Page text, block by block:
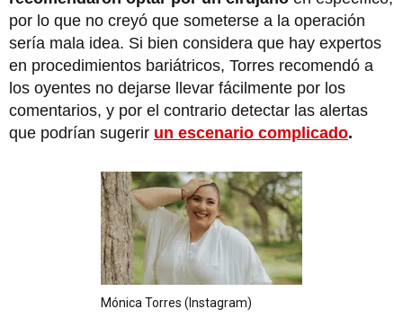
por lo que no creyó que someterse a la operación
sería mala idea. Si bien considera que hay expertos
en procedimientos bariátricos, Torres recomendó a
los oyentes no dejarse llevar fácilmente por los
comentarios, y por el contrario detectar las alertas
que podrían sugerir un escenario complicado.
Mónica Torres (Instagram)